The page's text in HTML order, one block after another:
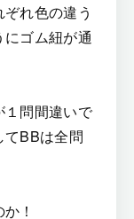
れ色の違う
ゴム紐が通
１問間違いで
てBBは全問
！